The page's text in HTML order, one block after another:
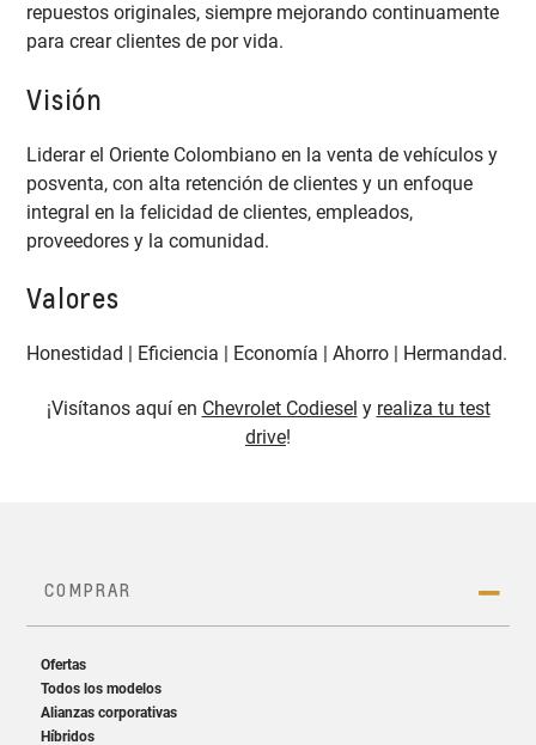
repuestos originales, siempre mejorando continuamente
para crear clientes de por vida.
Visión
Liderar el Oriente Colombiano en la venta de vehículos y
posventa, con alta retención de clientes y un enfoque
integral en la felicidad de clientes, empleados,
proveedores y la comunidad.
Valores
Honestidad | Eficiencia | Economía | Ahorro | Hermandad.
¡Visítanos aquí en Chevrolet Codiesel y realiza tu test
drive!